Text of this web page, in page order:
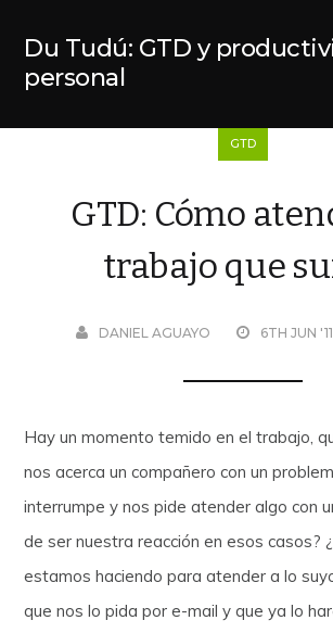
Du Tudú: GTD y
personal
GTD
GTD: Cómo
trabajo que
DANIEL AGUAYO 6TH JUN '11
Hay un momento temido en el trabajo,
nos acerca un compañero con un
interrumpe y nos pide atender algo con
de ser nuestra reacción en esos casos?
estamos haciendo para atender a lo
que nos lo pida por e-mail y que ya lo